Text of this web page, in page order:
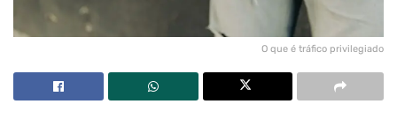
O que é tráfico privilegiado